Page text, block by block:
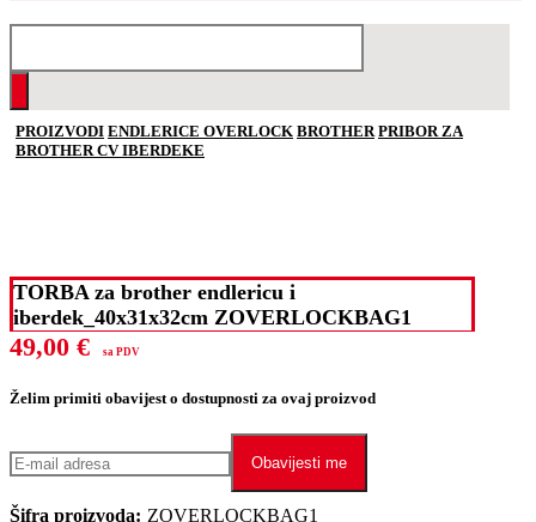
PROIZVODI ENDLERICE OVERLOCK BROTHER PRIBOR ZA
BROTHER CV IBERDEKE
TORBA za brother endlericu i
iberdek_40x31x32cm ZOVERLOCKBAG1
49,00 € sa PDV
Želim primiti obavijest o dostupnosti za ovaj proizvod
Obavijesti me
Šifra proizvoda: ZOVERLOCKBAG1